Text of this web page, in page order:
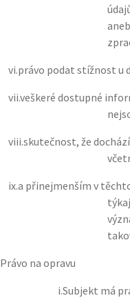
vi.právo podat stížnost u
vii.veškeré dostupné
viii.skutečnost, že
ix.a přinejmenším v
Právo na opravu
i.Subjekt má